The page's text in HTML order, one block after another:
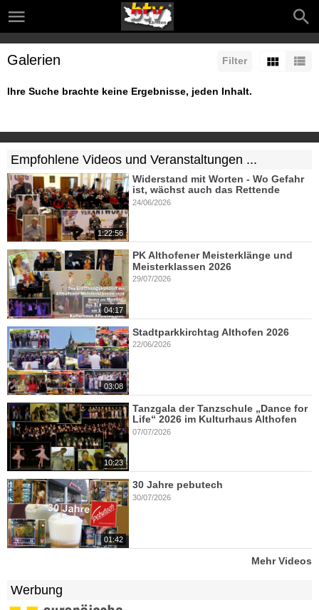
Filter
Galerien
Ihre Suche brachte keine Ergebnisse, jeden Inhalt.
Empfohlene Videos und Veranstaltungen ...
1:22:56
Widerstand mit Worten - Wo Gefahr
ist, wächst auch das Rettende
24/06/2026
04:17
PK Althofener Meisterklänge und
Meisterklassen 2026
29/07/2026
03:08
Stadtparkkirchtag Althofen 2026
22/06/2026
10:23
Tanzgala der Tanzschule „Dance for
Life“ 2026 im Kulturhaus Althofen
07/07/2026
01:42
30 Jahre pebutech
30/07/2026
Mehr Videos
Werbung